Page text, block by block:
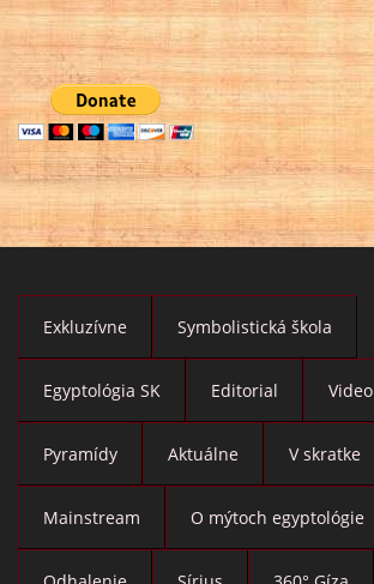
Exkluzívne Symbolistická škola
Egyptológia SK Editorial Video
Pyramídy Aktuálne V skratke
Mainstream O mýtoch egyptológie